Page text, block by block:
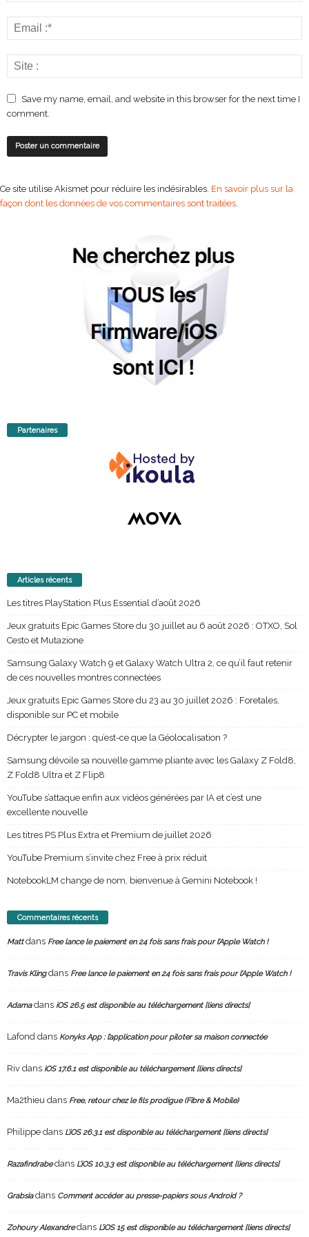
Save my name, email, and website in this browser for the next time I
comment.
Ce site utilise Akismet pour réduire les indésirables. En savoir plus sur la
façon dont les données de vos commentaires sont traitées
Partenaires
Articles récents
Les titres PlayStation Plus Essential d’août 2026
Jeux gratuits Epic Games Store du 30 juillet au 6 août 2026 : OTXO, Sol
Cesto et Mutazione
Samsung Galaxy Watch 9 et Galaxy Watch Ultra 2, ce qu’il faut retenir
de ces nouvelles montres connectées
Jeux gratuits Epic Games Store du 23 au 30 juillet 2026 : Foretales,
disponible sur PC et mobile
Décrypter le jargon : qu’est-ce que la Géolocalisation ?
Samsung dévoile sa nouvelle gamme pliante avec les Galaxy Z Fold8,
Z Fold8 Ultra et Z Flip8
YouTube s’attaque enfin aux vidéos générées par IA et c’est une
excellente nouvelle
Les titres PS Plus Extra et Premium de juillet 2026
YouTube Premium s’invite chez Free à prix réduit
NotebookLM change de nom, bienvenue à Gemini Notebook !
Commentaires récents
Mattdans Free lance le paiement en 24 fois sans frais pour l’Apple Watch !
Travis Klingdans Free lance le paiement en 24 fois sans frais pour l’Apple Watch !
Adamadans iOS 26.5 est disponible au téléchargement [liens directs]
Lafond dans Konyks App : l’application pour piloter sa maison connectée
Riv dans iOS 17.6.1 est disponible au téléchargement [liens directs]
Ma2thieu dans Free, retour chez le fils prodigue (Fibre & Mobile)
Philippe dans L’iOS 26.3.1 est disponible au téléchargement [liens directs]
Razafindrabedans L’iOS 10.3.3 est disponible au téléchargement [liens directs]
Grabsiadans Comment accéder au presse-papiers sous Android ?
Zohoury Alexandredans L’iOS 15 est disponible au téléchargement [liens directs]